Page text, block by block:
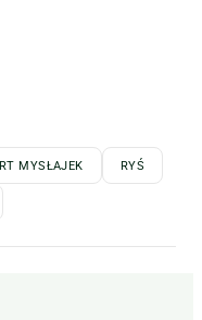
MYSŁAJEK RYŚ